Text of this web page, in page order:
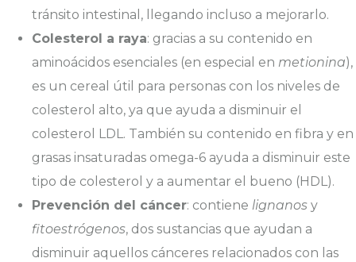
tránsito intestinal, llegando incluso a mejorarlo.
Colesterol a raya: gracias a su contenido en
aminoácidos esenciales (en especial en metionina),
es un cereal útil para personas con los niveles de
colesterol alto, ya que ayuda a disminuir el
colesterol LDL. También su contenido en fibra y en
grasas insaturadas omega-6 ayuda a disminuir este
tipo de colesterol y a aumentar el bueno (HDL).
Prevención del cáncer: contiene lignanos y
fitoestrógenos, dos sustancias que ayudan a
disminuir aquellos cánceres relacionados con las